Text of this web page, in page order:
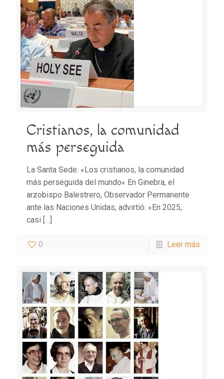
Cristianos, la comunidad
más perseguida
La Santa Sede: «Los cristianos, la comunidad
más perseguida del mundo« En Ginebra, el
arzobispo Balestrero, Observador Permanente
ante las Naciones Unidas, advirtió: «En 2025,
casi […]
0 Leer más